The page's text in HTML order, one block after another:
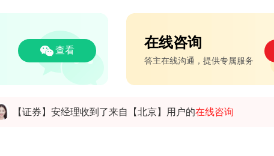
查看 在线咨询
答主在线沟通，提供专属服务
【证券】安经理收到了来自【北京】用户的在线咨询